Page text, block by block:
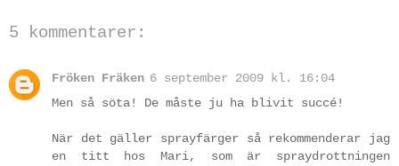
5 kommentarer:
Fröken Fräken 6 september 2009 kl. 16:04
Men så söta! De måste ju ha blivit succé!
När det gäller sprayfärger så rekommenderar jag
en titt hos Mari, som är spraydrottningen